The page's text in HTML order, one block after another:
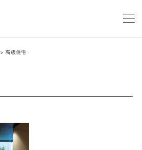
メ
>高級住宅